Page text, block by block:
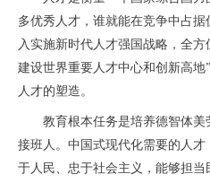
多优秀人才，谁就能在竞争中占
入实施新时代人才强国战略，全
建设世界重要人才中心和创新高
人才的塑造。
教育根本任务是培养德智体美
接班人。中国式现代化需要的人
于人民、忠于社会主义，能够担